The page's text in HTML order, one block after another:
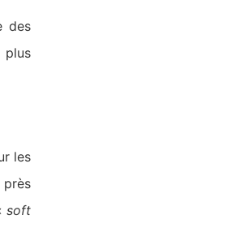
des
plus
les
près
soft